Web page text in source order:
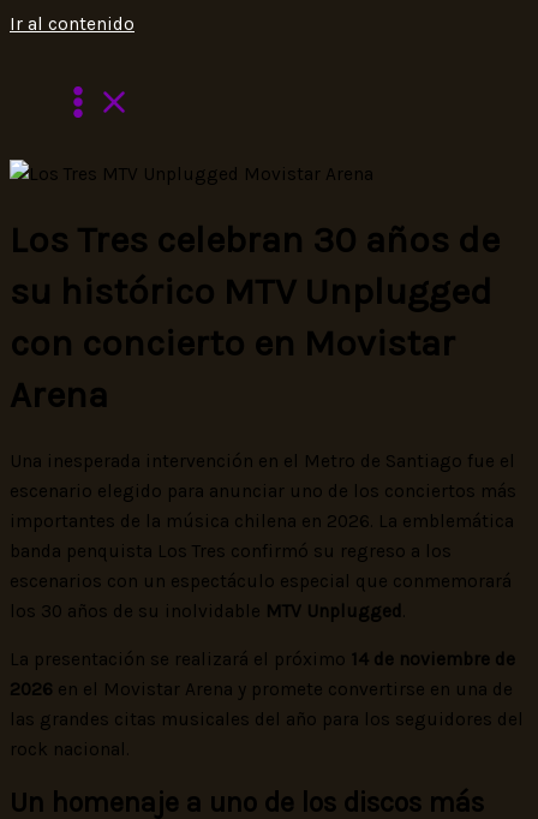
Ir al contenido
Los Tres celebran 30 años de
su histórico MTV Unplugged
con concierto en Movistar
Arena
Una inesperada intervención en el Metro de Santiago fue el
escenario elegido para anunciar uno de los conciertos más
importantes de la música chilena en 2026. La emblemática
banda penquista Los Tres confirmó su regreso a los
escenarios con un espectáculo especial que conmemorará
los 30 años de su inolvidable MTV Unplugged
La presentación se realizará el próximo 14 de noviembre de
2026 en el Movistar Arena y promete convertirse en una de
las grandes citas musicales del año para los seguidores del
rock nacional.
Un homenaje a uno de los discos más